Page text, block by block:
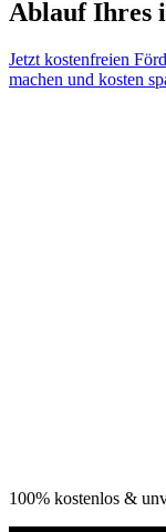
Ablauf Ihres
Jetzt kostenfreien
machen und kosten
100% kostenlos &